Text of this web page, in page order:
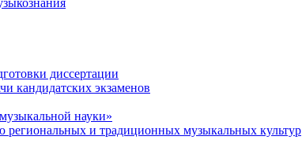
диссертации
кандидатских экзаменов
науки»
и традиционных музыкальных культур